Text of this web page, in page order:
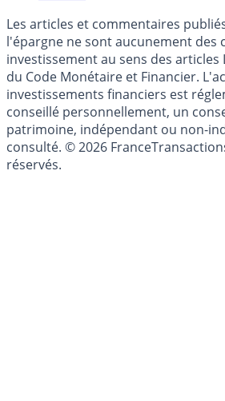
Cookies
Les articles et commentaires
l'épargne ne sont aucunement des
investissement au sens des articles
du Code Monétaire et Financier.
investissements financiers est
conseillé personnellement, un
patrimoine, indépendant ou non-